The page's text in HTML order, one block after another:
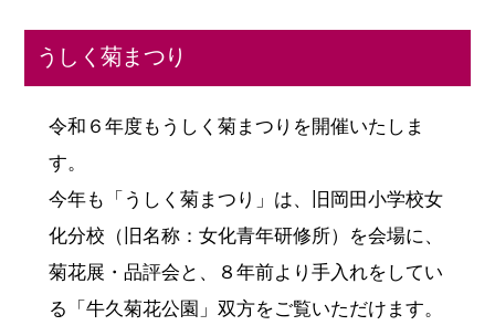
うしく菊まつり
令和６年度もうしく菊まつりを開催いたしま
す。
今年も「うしく菊まつり」は、旧岡田小学校女
化分校（旧名称：女化青年研修所）を会場に、
菊花展・品評会と、８年前より手入れをしてい
る「牛久菊花公園」双方をご覧いただけます。